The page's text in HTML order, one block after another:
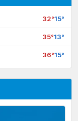
32°15°
35°13°
36°15°